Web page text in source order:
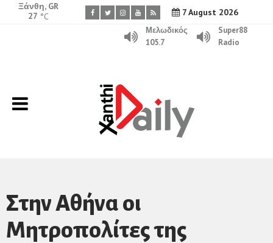
7 August 2026
Ξάνθη, GR
27 °C
Μελωδικός
105.7
Super88
Radio
Στην Αθήνα οι
Μητροπολίτες της